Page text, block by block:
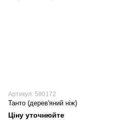
Артикул: 580172
Танто (дерев'яний ніж)
Ціну уточнюйте